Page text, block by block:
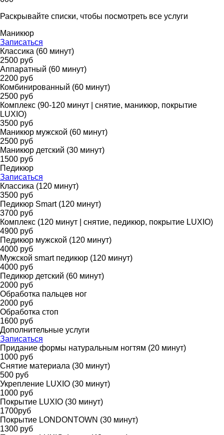
Раскрывайте списки, чтобы посмотреть все услуги
Маникюр
Записаться
Классика (60 минут)
2500 руб
Аппаратный (60 минут)
2200 руб
Комбинированный (60 минут)
2500 руб
Комплекс (90-120 минут | снятие, маникюр, покрытие
LUXIO)
3500 руб
Маникюр мужской (60 минут)
2500 руб
Маникюр детский (30 минут)
1500 руб
Педикюр
Записаться
Классика (120 минут)
3500 руб
Педикюр Smart (120 минут)
3700 руб
Комплекс (120 минут | снятие, педикюр, покрытие LUXIO)
4900 руб
Педикюр мужской (120 минут)
4000 руб
Мужской smart педикюр (120 минут)
4000 руб
Педикюр детский (60 минут)
2000 руб
Обработка пальцев ног
2000 руб
Обработка стоп
1600 руб
Дополнительные услуги
Записаться
Придание формы натуральным ногтям (20 минут)
1000 руб
Снятие материала (30 минут)
500 руб
Укрепление LUXIO (30 минут)
1000 руб
Покрытие LUXIO (30 минут)
1700руб
Покрытие LONDONTOWN (30 минут)
1300 руб